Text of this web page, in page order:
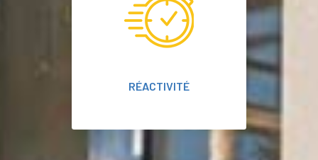
RÉACTIVITÉ